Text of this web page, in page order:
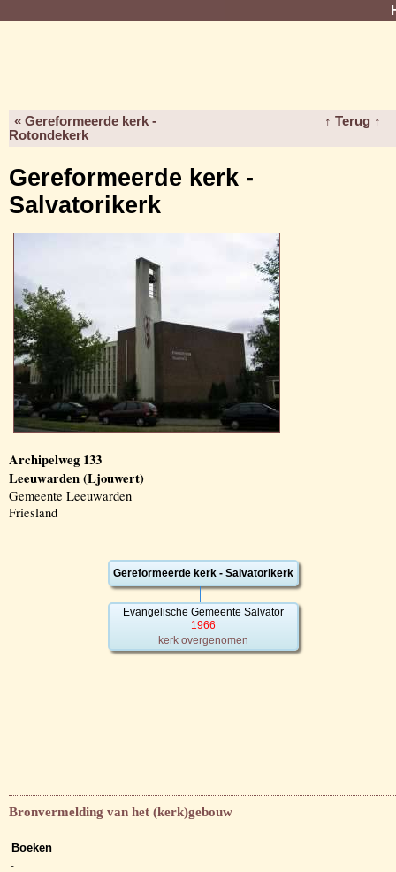
« Gereformeerde kerk -
Rotondekerk
↑ Terug ↑
Gereformeerde kerk -
Salvatorikerk
Archipelweg 133
Leeuwarden (Ljouwert)
Gemeente Leeuwarden
Friesland
Gereformeerde kerk - Salvatorikerk
Evangelische Gemeente Salvator
1966
kerk overgenomen
Bronvermelding van het (kerk)gebouw
Boeken
-